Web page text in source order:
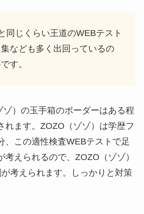
同じくらい王道のWEBテスト
なども多く出回っているの
す。
ゾ）の玉手箱のボーダーはある程
れます。ZOZO（ゾゾ）は学歴フ
、この適性検査WEBテストで足
考えられるので、ZOZO（ゾゾ）
考えられます。しっかりと対策